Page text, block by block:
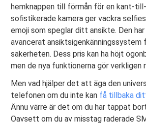
hemknappen till förmån för en kant-
sofistikerade kamera ger vackra
emoji som speglar ditt ansikte. Den
avancerat ansiktsigenkänningssystem
säkerheten. Dess pris kan ha höjt
men de nya funktionerna gör verkligen
Men vad hjälper det att äga den
telefonen om du inte kan få tillbaka
Ännu värre är det om du har tappat
Oavsett om du av misstag raderade